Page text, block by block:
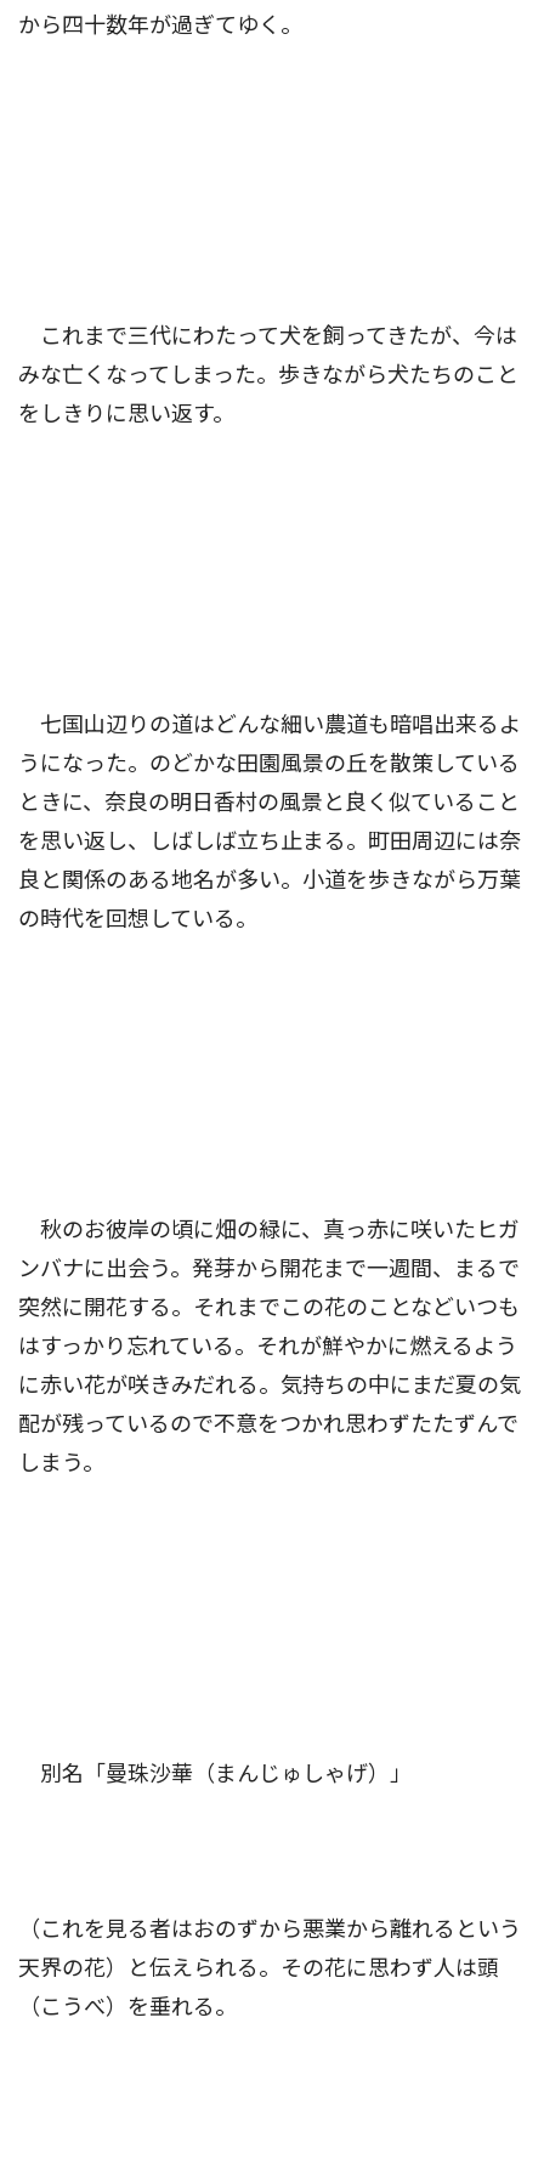
から四十数年が過ぎてゆく。
これまで三代にわたって犬を飼ってきたが、今は
みな亡くなってしまった。歩きながら犬たちのこと
をしきりに思い返す。
七国山辺りの道はどんな細い農道も暗唱出来るよ
うになった。のどかな田園風景の丘を散策している
ときに、奈良の明日香村の風景と良く似ていること
を思い返し、しばしば立ち止まる。町田周辺には奈
良と関係のある地名が多い。小道を歩きながら万葉
の時代を回想している。
秋のお彼岸の頃に畑の緑に、真っ赤に咲いたヒガ
ンバナに出会う。発芽から開花まで一週間、まるで
突然に開花する。それまでこの花のことなどいつも
はすっかり忘れている。それが鮮やかに燃えるよう
に赤い花が咲きみだれる。気持ちの中にまだ夏の気
配が残っているので不意をつかれ思わずたたずんで
しまう。
別名「曼珠沙華（まんじゅしゃげ）」
（これを見る者はおのずから悪業から離れるという
天界の花）と伝えられる。その花に思わず人は頭
（こうべ）を垂れる。